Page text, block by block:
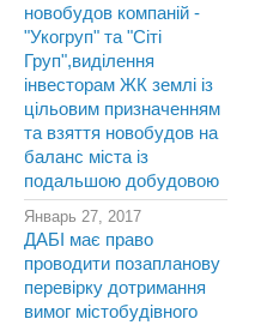
новобудов компаній -
"Укогруп" та "Сіті
Груп",виділення
інвесторам ЖК землі із
цільовим призначенням
та взяття новобудов на
баланс міста із
подальшою добудовою
Январь 27, 2017
ДАБІ має право
проводити позапланову
перевірку дотримання
вимог містобудівного